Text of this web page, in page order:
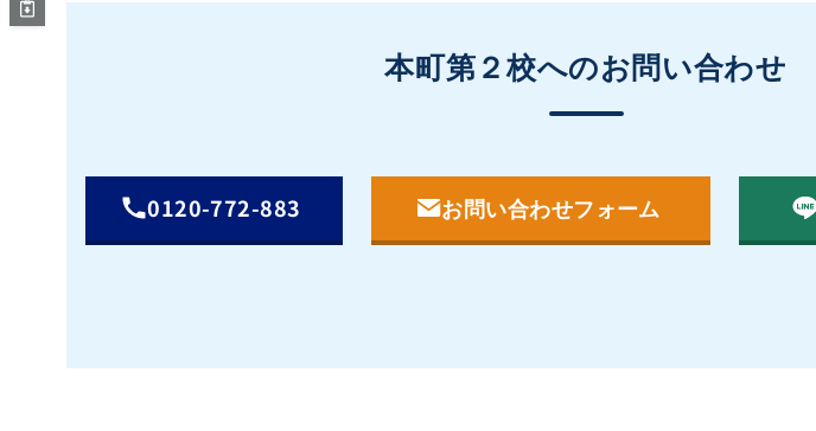
本町第２校へのお問い合わせ
0120-772-883 お問い合わせフォーム